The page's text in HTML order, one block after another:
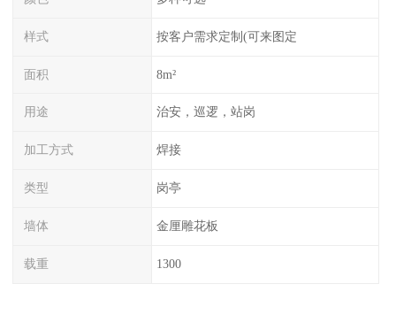
样式 按客户需求定制(可来图定
面积 8m²
用途 治安，巡逻，站岗
加工方式 焊接
类型 岗亭
墙体 金厘雕花板
载重 1300